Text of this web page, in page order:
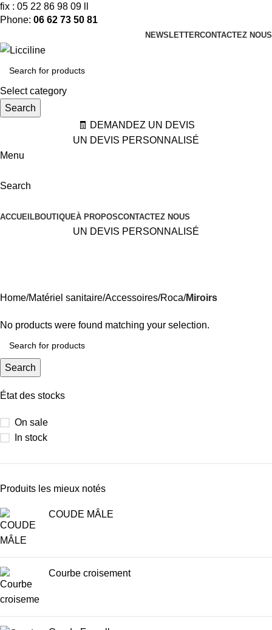
fix : 05 22 86 98 09 ll
Phone: 06 62 73 50 81
NEWSLETTERCONTACTEZ NOUS
Select category
Search
🧾 DEMANDEZ UN DEVIS
UN DEVIS PERSONNALISÉ
Menu
Search
ACCUEILBOUTIQUEÀ PROPOSCONTACTEZ NOUS
UN DEVIS PERSONNALISÉ
État des stocks
On sale
In stock
Produits les mieux notés
COUDE MÂLE
Courbe croisement
Home Matériel sanitaire Accessoires Roca Miroirs
No products were found matching your selection.
Search